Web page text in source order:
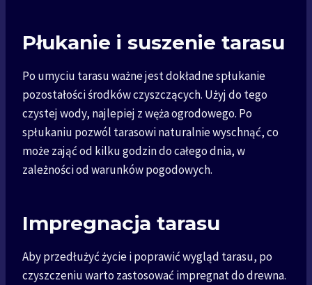
Płukanie i suszenie tarasu
Po umyciu tarasu ważne jest dokładne spłukanie
pozostałości środków czyszczących. Użyj do tego
czystej wody, najlepiej z węża ogrodowego. Po
spłukaniu pozwól tarasowi naturalnie wyschnąć, co
może zająć od kilku godzin do całego dnia, w
zależności od warunków pogodowych.
Impregnacja tarasu
Aby przedłużyć życie i poprawić wygląd tarasu, po
czyszczeniu warto zastosować impregnat do drewna.